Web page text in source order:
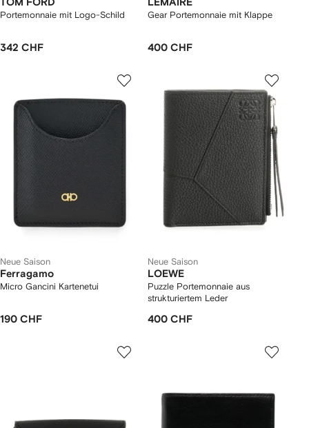
TOM FORD
Portemonnaie mit Logo-Schild
342 CHF
LEMAIRE
Gear Portemonnaie mit Klappe
400 CHF
Neue Saison
Ferragamo
Micro Gancini Kartenetui
190 CHF
Neue Saison
LOEWE
Puzzle Portemonnaie aus
strukturiertem Leder
400 CHF